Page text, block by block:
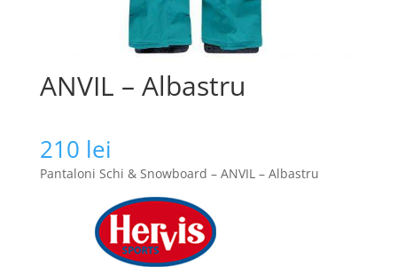
ANVIL – Albastru
210 lei
Pantaloni Schi & Snowboard – ANVIL – Albastru